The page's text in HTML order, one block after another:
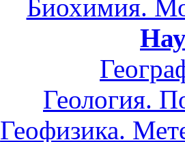
Биохимия.
Геология.
Геофизика.